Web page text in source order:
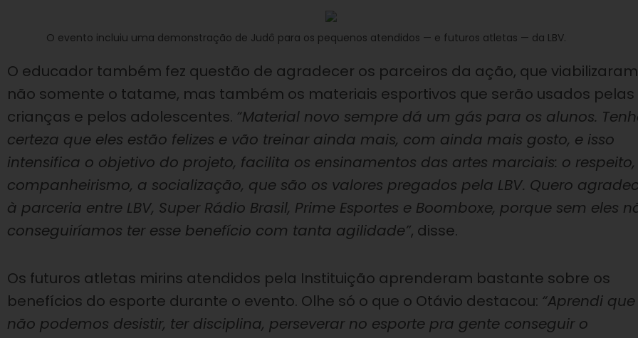
O evento incluiu uma demonstração de Judô para os pequenos atendidos — e futuros atletas — da LBV.
O educador também fez questão de agradecer os parceiros da ação, que viabilizaram
não somente o tatame, mas também os materiais esportivos que serão usados pelas
crianças e pelos adolescentes. “Material novo sempre dá um gás para os alunos.
certeza que eles estão felizes e vão treinar ainda mais, com ainda mais gosto, e isso
intensifica o objetivo do projeto, facilita os ensinamentos das artes marciais: o
companheirismo, a socialização, que são os valores pregados pela LBV. Quero
à parceria entre LBV, Super Rádio Brasil, Prime Esportes e Boomboxe, porque sem eles
conseguiríamos ter esse benefício com tanta agilidade”, disse.
Os futuros atletas mirins atendidos pela Instituição aprenderam bastante sobre os
benefícios do esporte durante o evento. Olhe só o que o Otávio destacou: “Aprendi que
não podemos desistir, ter disciplina, perseverar no esporte pra gente conseguir o